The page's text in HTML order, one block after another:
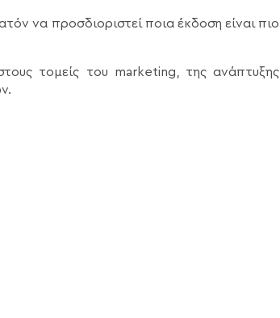
να προσδιοριστεί ποια έκδοση είναι πιο
τομείς του marketing, της ανάπτυξης